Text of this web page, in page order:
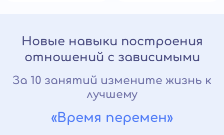
Новые навыки построения
отношений с зависимыми
За 10 занятий измените жизнь к
лучшему
«Время перемен»